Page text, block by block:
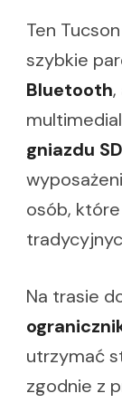
Ten
szybkie
Bluetooth
gniazdu SD
osób,
Na trasie
utrzymać
zgodnie z